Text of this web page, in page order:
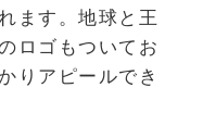
ます。地球と王
ロゴもついてお
りアピールでき